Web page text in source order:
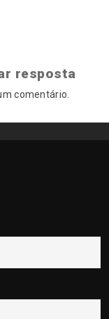
resposta
comentário.